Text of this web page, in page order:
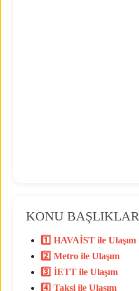
KONU
1️⃣ HAVAİST ile Ulaşım
2️⃣ Metro ile Ulaşım
3️⃣ İETT ile Ulaşım
4️⃣ Taksi ile Ulaşım